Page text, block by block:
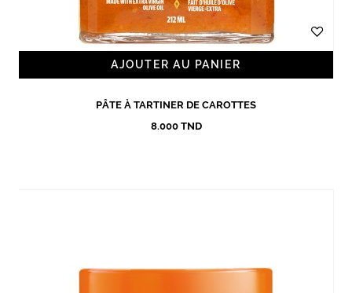
AJOUTER AU PANIER
PÂTE À TARTINER DE CAROTTES
8.000 TND